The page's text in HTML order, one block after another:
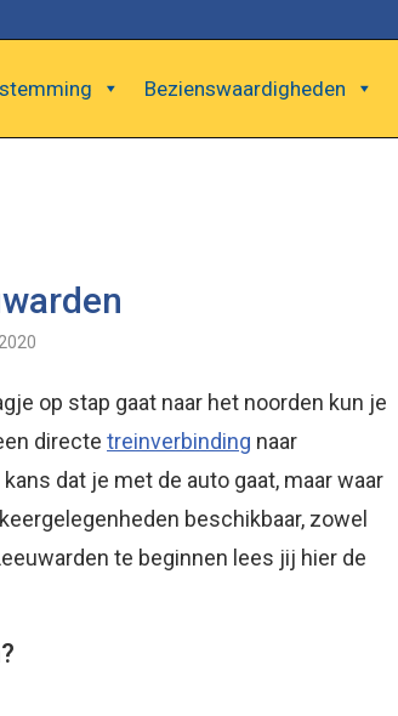
Bezienswaardigheden
op stap gaat naar het noorden kun je
directe treinverbinding naar
dat je met de auto gaat, maar waar
beschikbaar, zowel
te beginnen lees jij hier de